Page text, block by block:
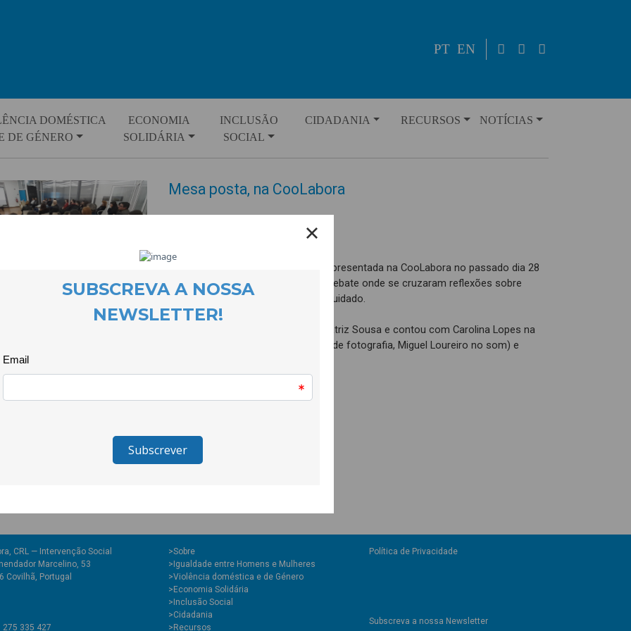
PT EN
DOMÉSTICA
DE GÉNERO
ECONOMIA
SOLIDÁRIA
INCLUSÃO
SOCIAL
CIDADANIA RECURSOS NOTÍCIAS
Mesa posta, na CooLabora
A excelente curta Mesa Posta foi apresentada na CooLabora no passado dia 28
de Abril e foi o mote para um rico debate onde se cruzaram reflexões sobre
violência familiar, saúde mental e cuidado.
Beatriz Sousa e contou com Carolina Lopes na
produção, Magda Silva na direcção de fotografia, Miguel Loureiro no som) e
CRL — Intervenção Social
Marcelino, 53
Covilhã, Portugal
335 427
>Sobre
>Igualdade entre Homens e Mulheres
>Violência doméstica e de Género
>Economia Solidária
>Inclusão Social
>Cidadania
>Recursos
Política de Privacidade
Subscreva a nossa Newsletter